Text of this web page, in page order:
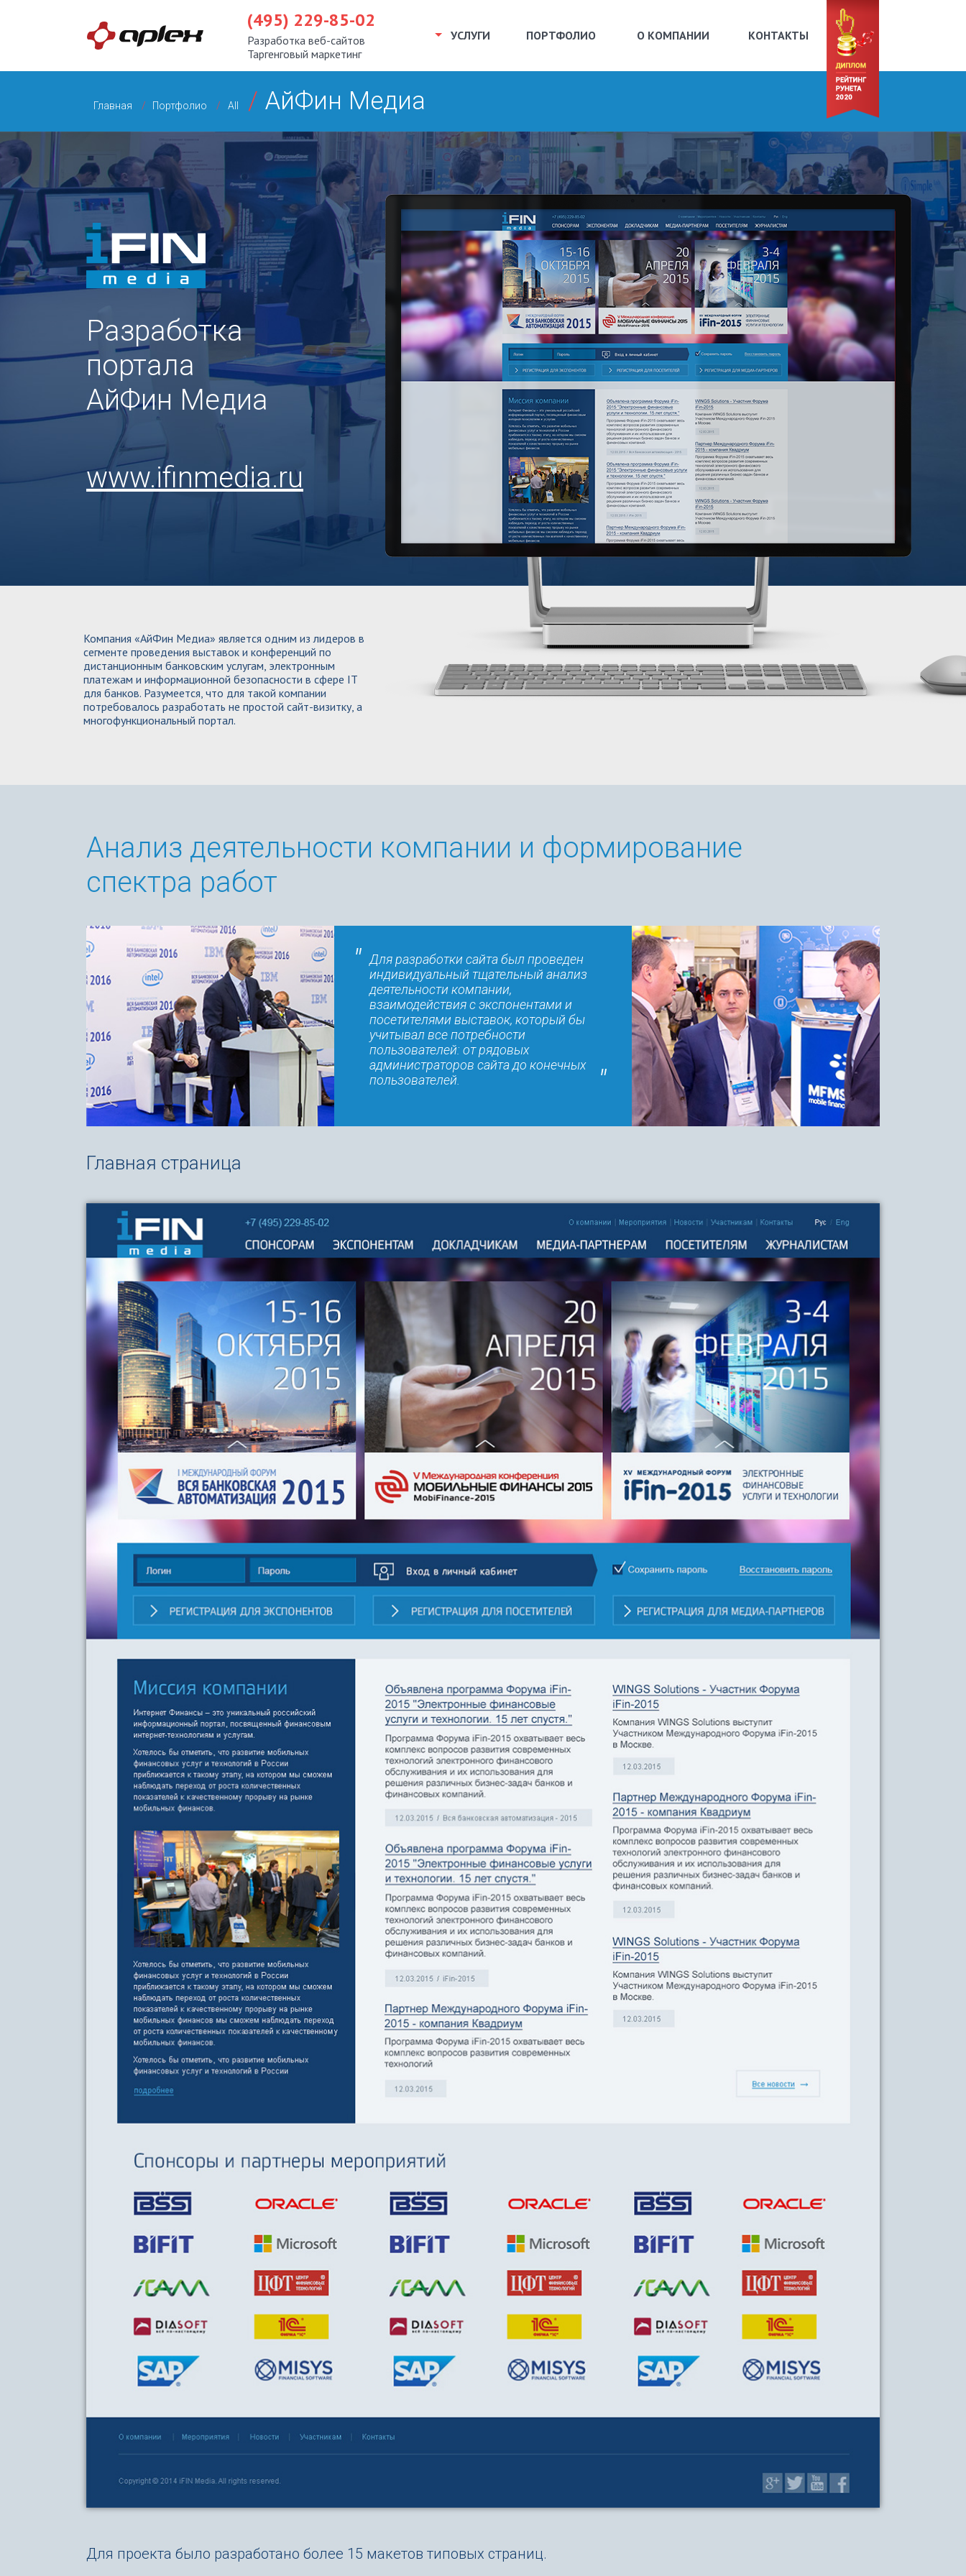
(495) 229-85-02
Разработка веб-сайтов
Таргенговый маркетинг
УСЛУГИ ПОРТФОЛИО О КОМПАНИИ КОНТАКТЫ
Главная Портфолио All АйФин Медиа
Разработка
портала
АйФин Медиа
www.ifinmedia.ru
Компания «АйФин Медиа» является одним из лидеров в
сегменте проведения выставок и конференций по
дистанционным банковским услугам, электронным
платежам и информационной безопасности в сфере IT
для банков. Разумеется, что для такой компании
потребовалось разработать не простой сайт-визитку, а
многофункциональный портал.
Анализ деятельности компании и формирование
спектра работ
Для разработки сайта был проведен
индивидуальный тщательный анализ
деятельности компании,
взаимодействия с экспонентами и
посетителями выставок, который бы
учитывал все потребности
пользователей: от рядовых
администраторов сайта до конечных
пользователей.
Главная страница
Для проекта было разработано более 15 макетов типовых страниц.